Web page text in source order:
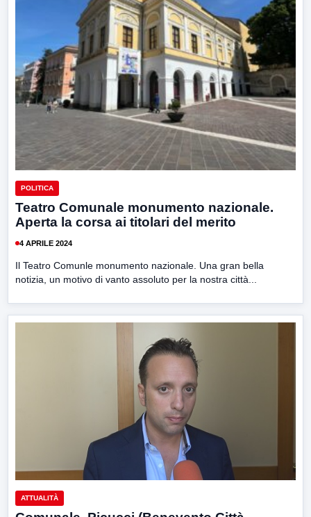
POLITICA
Teatro Comunale monumento nazionale.
Aperta la corsa ai titolari del merito
4 APRILE 2024
Il Teatro Comunle monumento nazionale. Una gran bella
notizia, un motivo di vanto assoluto per la nostra città...
ATTUALITÀ